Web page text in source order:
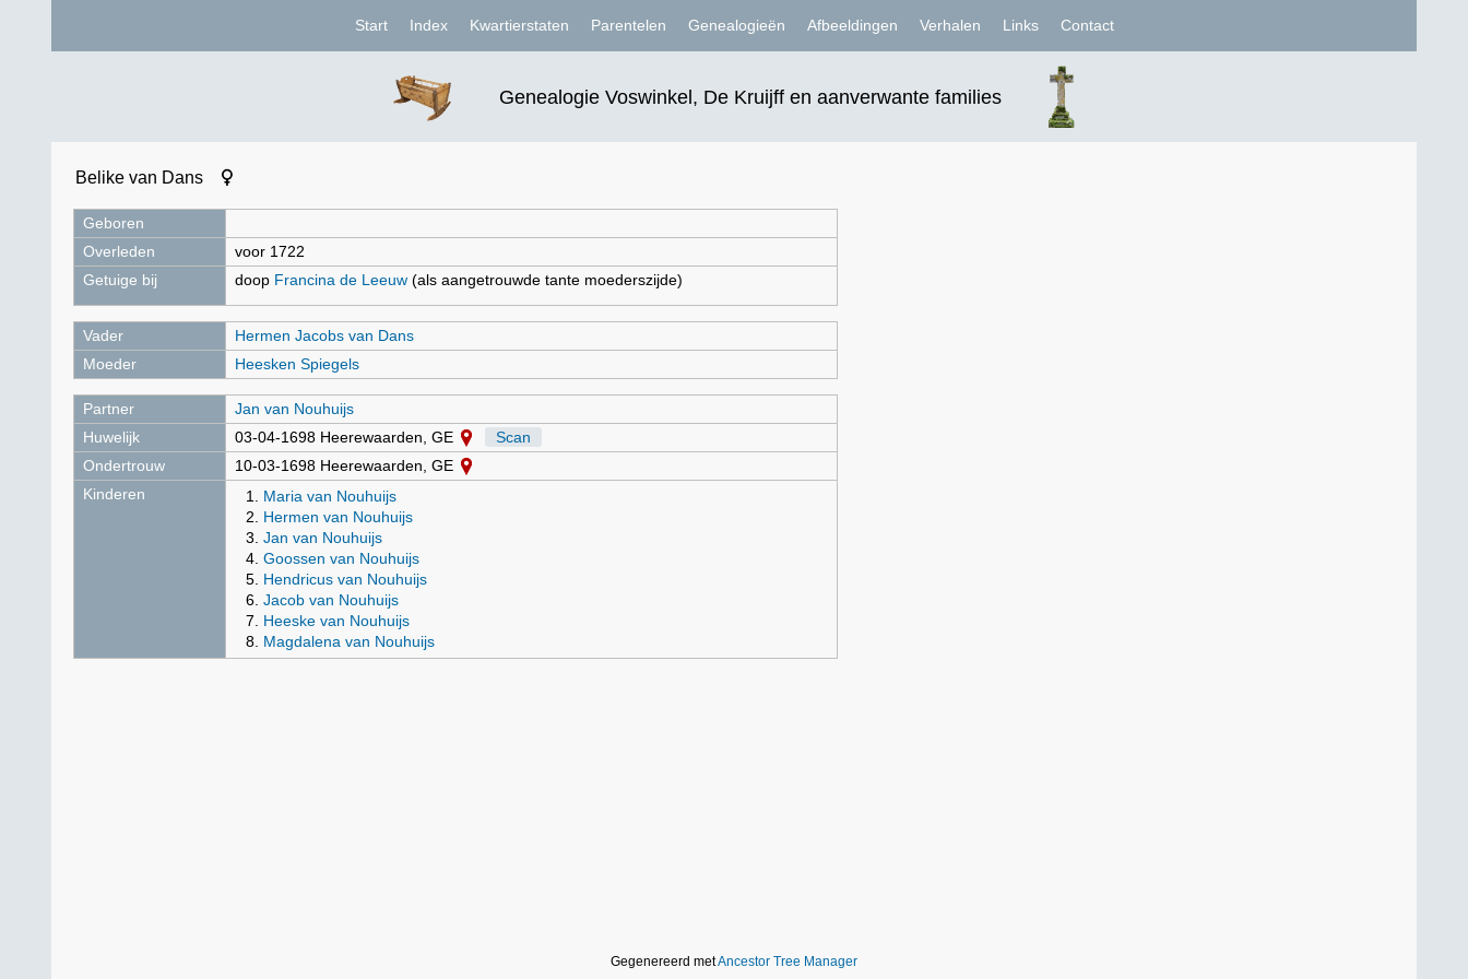
Genealogie Voswinkel, De Kruijff en aanverwante families
Start Index Kwartierstaten Parentelen Genealogieën Afbeeldingen Verhalen Links Contact
Belike van Dans
Geboren
Overleden
voor 1722
Getuige bij
doop Francina de Leeuw (als aangetrouwde tante moederszijde)
Vader
Hermen Jacobs van Dans
Moeder
Heesken Spiegels
Partner
Jan van Nouhuijs
Huwelijk
03-04-1698 Heerewaarden, GE
Scan
Ondertrouw
10-03-1698 Heerewaarden, GE
Kinderen
Maria van Nouhuijs
Hermen van Nouhuijs
Jan van Nouhuijs
Goossen van Nouhuijs
Hendricus van Nouhuijs
Jacob van Nouhuijs
Heeske van Nouhuijs
Magdalena van Nouhuijs
Gegenereerd metAncestor Tree Manager